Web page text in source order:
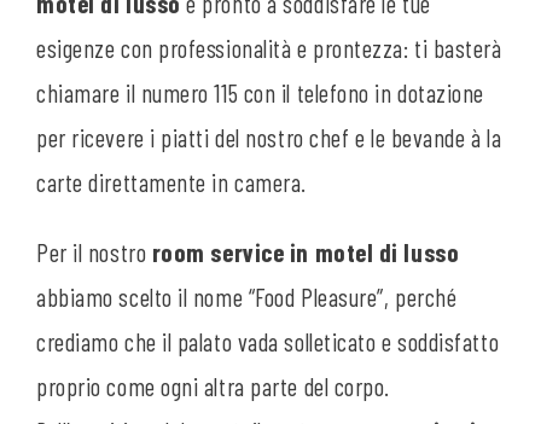
esigenze con professionalità e prontezza: ti basterà
chiamare il numero 115 con il telefono in dotazione
per ricevere i piatti del nostro chef e le bevande à la
carte direttamente in camera.
Per il nostro room service in motel di lusso
abbiamo scelto il nome “Food Pleasure”, perché
crediamo che il palato vada solleticato e soddisfatto
proprio come ogni altra parte del corpo.